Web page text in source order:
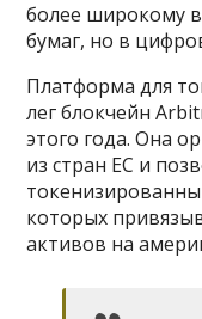
более широкому
бумаг, но в
Платформа для
лег блокчейн
этого года. Она
из стран ЕС и
которых
активов на